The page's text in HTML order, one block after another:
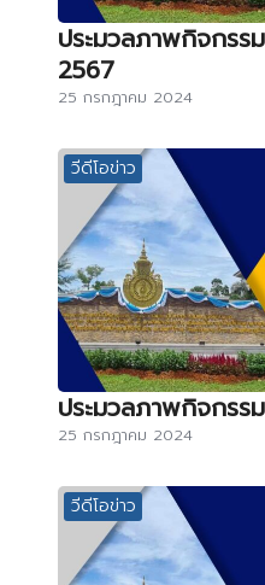
ประมวลภาพกิจกรร
2567
25 กรกฎาคม 2024
วีดีโอข่าว
ประมวลภาพกิจกรร
25 กรกฎาคม 2024
วีดีโอข่าว